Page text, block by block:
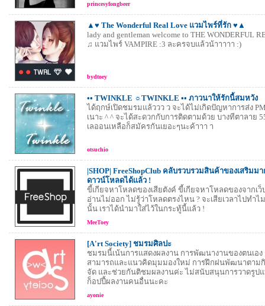
princesyfongbeer
▲♥ The Wonderful Real Love แวมไพร์ที่รัก ♥▲
lady and gentleman welcome to THE WONDERFUL
♫ แวมไพร์ VAMPIRE :3 ละครจบแล้วน้าาาาา :)
bydtoey
•• TWINKLE ☼TWINKLE •• ภาวนาให้รักนี้สมหวัง
ได้ฤกษ์เปิดชมรมแล้ววว ว จะได้ไม่เกิดปัญหาการส่ง
เนาะ ^ ^ จะได้สะดวกกับการติดตามด้วย บางทีตาลาย
เลออนเหลือก็สมัครกันเยอะๆนะค้าาา า
otsuchio
|SHOP| FreeShopClub คลับรวบรวมสินค้าของเสริมม
ดาวน์โหลดได้แล้ว !
ขี้เกียจหาโหลดของเสียตังค์ ขี้เกียจหาโหลดของจากเว็
อ่านไม่ออก ไม่รู้ว่าโหลดตรงไหน ? จะเสียเวลาไปทำไ
นั้น เราได้นำมาใส่ไว้ในกระทู้นี้แล้ว !
MeeToey
[A'rt Society] ชมรมศิลปะ
ชมรมนี้เน้นการแสดงผลงาน การพัฒนางานของตนเอง
สามารถและแนวคิดมุมมองใหม่ การฝึกฝนพัฒนาตาม
จัด และช่วยกันติชมผลงานค่ะ ไม่สนับสนุนการวาดรูป
ก็อปปี้ผลงานคนอื่นนะคะ
ayonie